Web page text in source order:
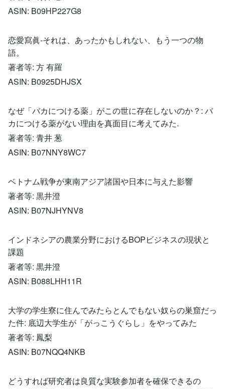
ASIN: B09HP227G8
恋愛寫眞-それは、あったかもしれない、もう一つの物
語。
著者等: 方 有羅
ASIN: B0925DHJSX
なぜ「バカにつける薬」がこの世に存在しないのか？: バ
カにつける薬がない理由を真面目に考えてみた.
著者等: 青井 葱
ASIN: B07NNY8WC7
ベトナム戦争が東南アジア諸国や日本に与えた影響
著者等: 黒井澄
ASIN: B07NJHYNV8
インドネシアの農業分野におけるBOPビジネスの現状と
課題
著者等: 黒井澄
ASIN: B088LHH11R
大学の学生寮に住んでみたらとんでもない奴らの巣窟だっ
た件: 底辺大学生が「がっこうぐらし」をやってみた
著者等: 鳳梨
ASIN: B07NQQ4NKB
どうすれば研究者は良質な実験参加者を確保できるの